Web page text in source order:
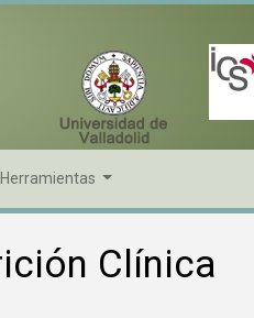
Herramientas
Clínica